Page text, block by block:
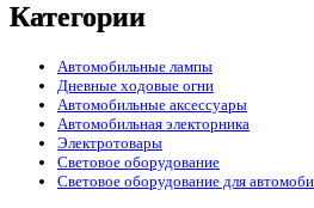
Категории
Автомобильные лампы
Дневные ходовые огни
Автомобильные аксессуары
Автомобильная электорника
Электротовары
Световое оборудование
Световое оборудование для